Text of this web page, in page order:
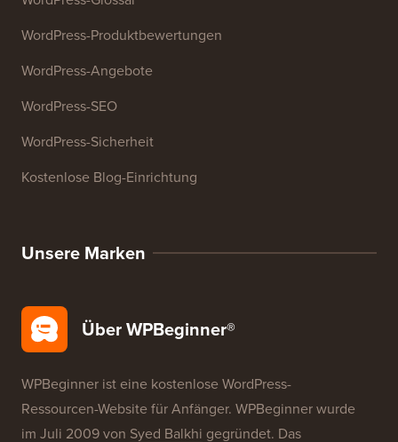
27+ kostenlose Geschäftstools
Ressourcen
WordPress-Kurse
WordPress-Glossar
WordPress-Produktbewertungen
WordPress-SEO
Kostenlose Blog-Einrichtung
Unsere Marken